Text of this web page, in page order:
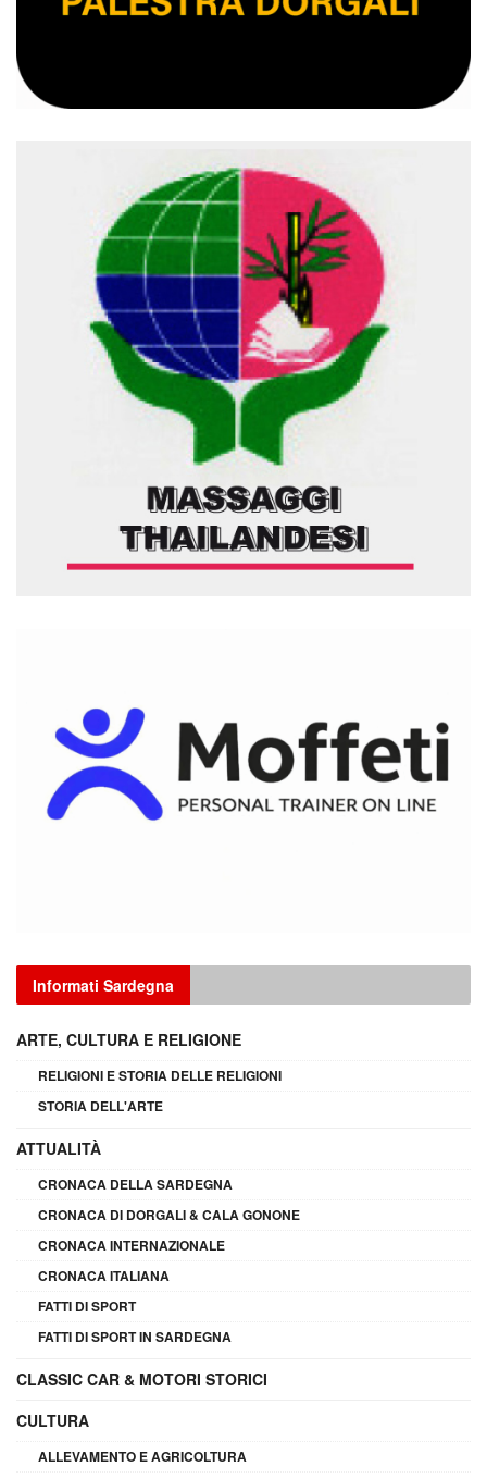
Informati Sardegna
ARTE, CULTURA E RELIGIONE
RELIGIONI E STORIA DELLE RELIGIONI
STORIA DELL'ARTE
ATTUALITÀ
CRONACA DELLA SARDEGNA
CRONACA DI DORGALI & CALA GONONE
CRONACA INTERNAZIONALE
CRONACA ITALIANA
FATTI DI SPORT
FATTI DI SPORT IN SARDEGNA
CLASSIC CAR & MOTORI STORICI
CULTURA
ALLEVAMENTO E AGRICOLTURA